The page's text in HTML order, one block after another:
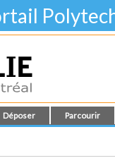
Déposer Parcourir